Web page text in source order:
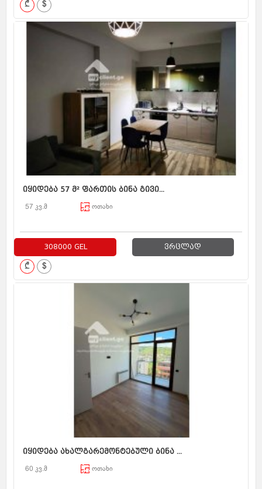
₾ $
იყიდება 57 მ² ფართის ბინა გივი...
57 კვ.მ ოთახი
308000 GEL ვრცლად
₾ $
იყიდება ახალგარემონტებული ბინა ...
60 კვ.მ ოთახი